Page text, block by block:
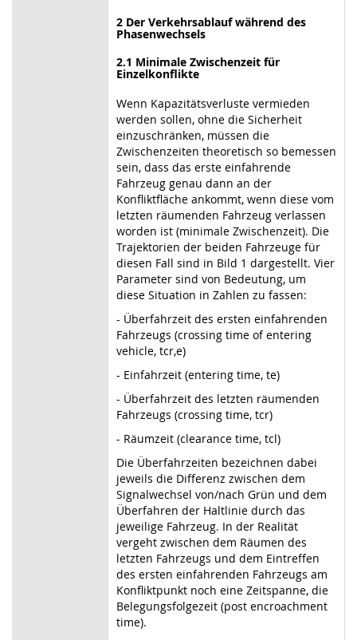
2 Der Verkehrsablauf während des
Phasenwechsels
2.1 Minimale Zwischenzeit für
Einzelkonflikte
Wenn Kapazitätsverluste vermieden
werden sollen, ohne die Sicherheit
einzuschränken, müssen die
Zwischenzeiten theoretisch so bemessen
sein, dass das erste einfahrende
Fahrzeug genau dann an der
Konfliktfläche ankommt, wenn diese vom
letzten räumenden Fahrzeug verlassen
worden ist (minimale Zwischenzeit). Die
Trajektorien der beiden Fahrzeuge für
diesen Fall sind in Bild 1 dargestellt. Vier
Parameter sind von Bedeutung, um
diese Situation in Zahlen zu fassen:
- Überfahrzeit des ersten einfahrenden
Fahrzeugs (crossing time of entering
vehicle, tcr,e)
- Einfahrzeit (entering time, te)
- Überfahrzeit des letzten räumenden
Fahrzeugs (crossing time, tcr)
- Räumzeit (clearance time, tcl)
Die Überfahrzeiten bezeichnen dabei
jeweils die Differenz zwischen dem
Signalwechsel von/nach Grün und dem
Überfahren der Haltlinie durch das
jeweilige Fahrzeug. In der Realität
vergeht zwischen dem Räumen des
letzten Fahrzeugs und dem Eintreffen
des ersten einfahrenden Fahrzeugs am
Konfliktpunkt noch eine Zeitspanne, die
Belegungsfolgezeit (post encroachment
time).